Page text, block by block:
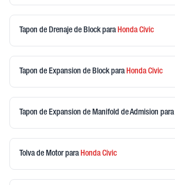
Tapon de Drenaje de Blockpara HondaCivic
Tapon de Expansion de Blockpara HondaCivic
Tapon de Expansion de Manifold de Admision para
Tolva de Motorpara HondaCivic